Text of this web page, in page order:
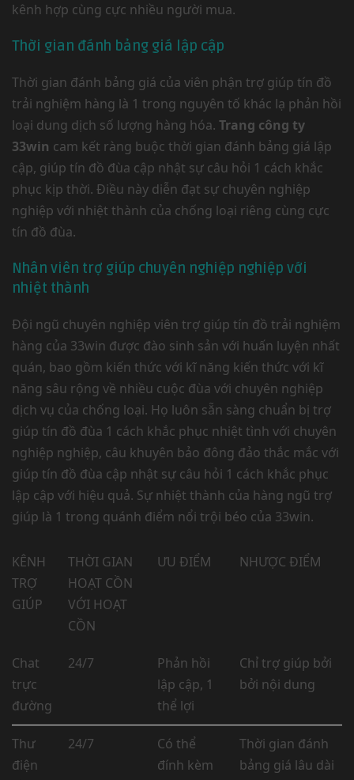
kênh hợp cùng cực nhiều người mua.
Thời gian đánh bảng giá lập cập
Thời gian đánh bảng giá của viên phận trợ giúp tín đồ
trải nghiệm hàng là 1 trong nguyên tố khác lạ phản hồi
loại dung dịch số lượng hàng hóa. Trang công ty
33win cam kết ràng buộc thời gian đánh bảng giá lập
cập, giúp tín đồ đùa cập nhật sự câu hỏi 1 cách khắc
phục kịp thời. Điều này diễn đạt sự chuyên nghiệp
nghiệp với nhiệt thành của chống loại riêng cùng cực
tín đồ đùa.
Nhân viên trợ giúp chuyên nghiệp nghiệp với
nhiệt thành
Đội ngũ chuyên nghiệp viên trợ giúp tín đồ trải nghiệm
hàng của 33win được đào sinh sản với huấn luyện nhất
quán, bao gồm kiến thức với kĩ năng kiến thức với kĩ
năng sâu rộng về nhiều cuộc đùa với chuyên nghiệp
dịch vụ của chống loại. Họ luôn sẵn sàng chuẩn bị trợ
giúp tín đồ đùa 1 cách khắc phục nhiệt tình với chuyên
nghiệp nghiệp, câu khuyên bảo đông đảo thắc mắc với
giúp tín đồ đùa cập nhật sự câu hỏi 1 cách khắc phục
lập cập với hiệu quả. Sự nhiệt thành của hàng ngũ trợ
giúp là 1 trong quánh điểm nổi trội béo của 33win.
KÊNH
TRỢ
GIÚP
THỜI GIAN
HOẠT CỒN
VỚI HOẠT
CỒN
ƯU ĐIỂM NHƯỢC ĐIỂM
Chat
trực
đường
24/7
Phản hồi
lập cập, 1
thể lợi
Chỉ trợ giúp bởi
bởi nội dung
Thư
điện
24/7
Có thể
đính kèm
Thời gian đánh
bảng giá lâu dài